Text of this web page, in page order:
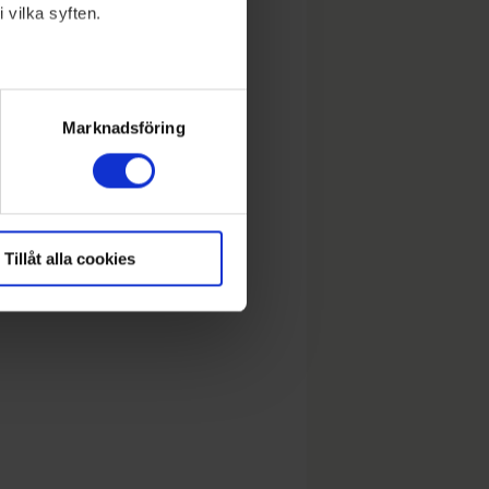
vilka syften.
meter
Marknadsföring
Tillåt alla cookies